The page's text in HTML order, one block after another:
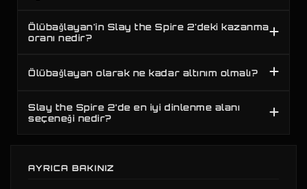
Ölübağlayan'in Slay the Spire 2'deki kazanma
oranı nedir?
Ölübağlayan olarak ne kadar altınım olmalı?
Slay the Spire 2’de en iyi dinlenme alanı
seçeneği nedir?
AYRICA BAKINIZ